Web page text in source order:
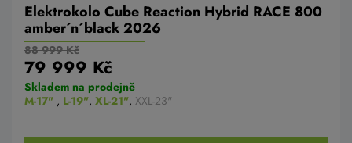
Elektrokolo Cube Reaction Hybrid RACE 800
amber´n´black 2026
88 999 Kč
79 999 Kč
Skladem na prodejně
M-17" , L-19", XL-21", XXL-23"